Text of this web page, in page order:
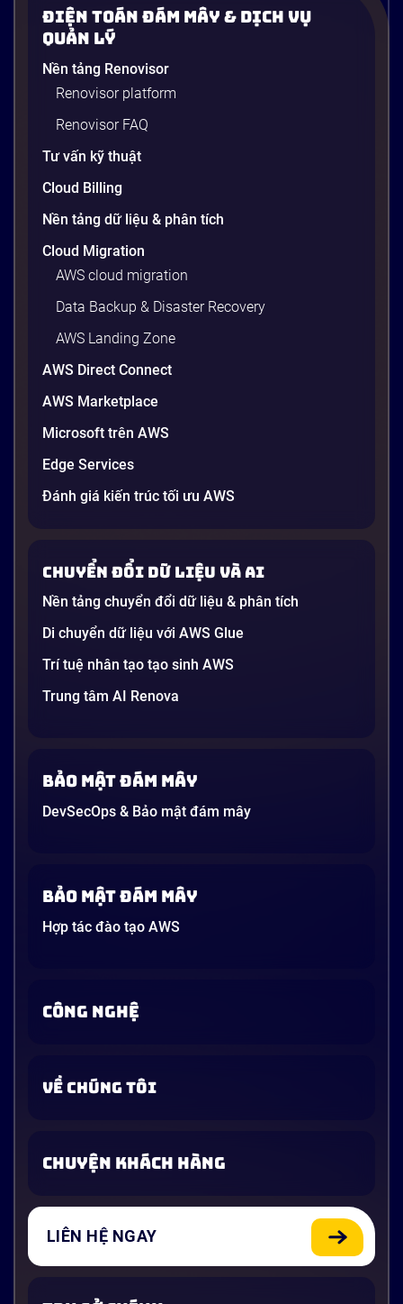
Điện Toán Đám Mây & Dịch Vụ
Quản Lý
Nền tảng Renovisor
Renovisor platform
Renovisor FAQ
Tư vấn kỹ thuật
Cloud Billing
Nền tảng dữ liệu & phân tích
Cloud Migration
AWS cloud migration
Data Backup & Disaster Recovery
AWS Landing Zone
AWS Direct Connect
AWS Marketplace
Microsoft trên AWS
Edge Services
Đánh giá kiến trúc tối ưu AWS
Chuyển đổi dữ liệu và AI
Nền tảng chuyển đổi dữ liệu & phân tích
Di chuyển dữ liệu với AWS Glue
Trí tuệ nhân tạo tạo sinh AWS
Trung tâm AI Renova
Bảo mật đám mây
DevSecOps & Bảo mật đám mây
Bảo mật đám mây
Hợp tác đào tạo AWS
CÔNG NGHỆ
VỀ CHÚNG TÔI
CHUYỆN KHÁCH HÀNG
LIÊN HỆ NGAY